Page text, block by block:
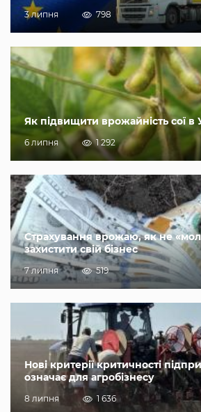
3 липня 798
Як підвищити врожайність сої в
6 липня 1 292
Страхування врожаю, як не
захистити свій бізнес
7 липня 519
Нові критерії критичності
означає для агробізнесу
8 липня 1 636